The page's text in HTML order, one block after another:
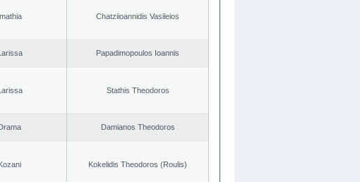
Chatziioannidis Vasileios
Papadimopoulos Ioannis
Stathis Theodoros
Damianos Theodoros
Kokelidis Theodoros (Roulis)